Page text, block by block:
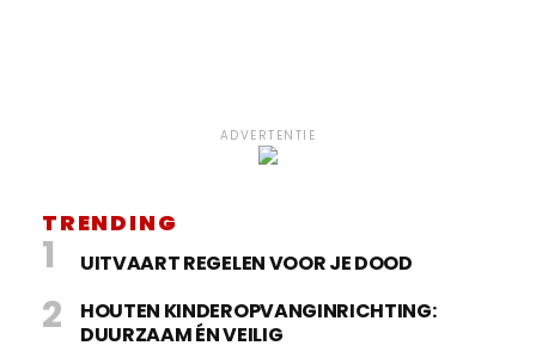
ADVERTENTIE
TRENDING
UITVAART REGELEN VOOR JE DOOD
HOUTEN KINDEROPVANGINRICHTING:
DUURZAAM ÉN VEILIG